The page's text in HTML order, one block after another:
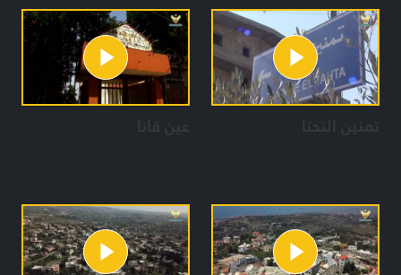
تمنين التحتا عين قانا